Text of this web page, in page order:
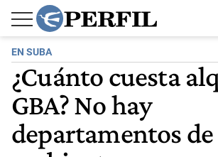
EN SUBA
¿Cuánto cuesta
GBA? No hay
departamentos de